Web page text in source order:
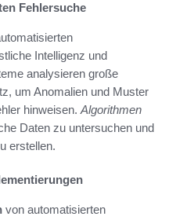
Fehlersuche
Intelligenz und
analysieren große
um Anomalien und Muster
hinweisen. Algorithmen
Daten zu untersuchen und
erstellen.
von automatisierten